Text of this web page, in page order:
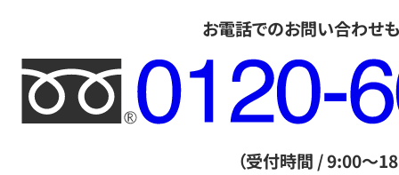
お電話でのお問い合わせ
フ
リ
ー
（受付時間 / 9:00～